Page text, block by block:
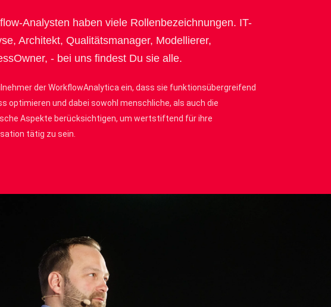
Analysten haben viele Rollenbezeichnungen. IT-
Architekt, Qualitätsmanager, Modellierer,
- bei uns findest Du sie alle.
der WorkflowAnalytica ein, dass sie funktionsübergreifend
optimieren und dabei sowohl menschliche, als auch die
Aspekte berücksichtigen, um wertstiftend für ihre
tätig zu sein.